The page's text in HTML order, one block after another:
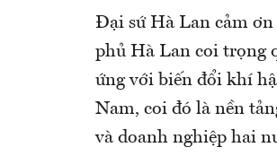
Đại sứ Hà Lan cảm
phủ Hà Lan coi trọng
ứng với biến đổi khí
Nam, coi đó là nền
và doanh nghiệp hai